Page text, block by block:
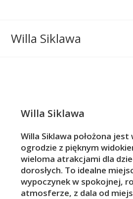
Willa Siklawa
Willa Siklawa
Willa Siklawa położona
ogrodzie z pięknym
wieloma atrakcjami dla
dorosłych. To idealne
wypoczynek w spokojnej,
atmosferze, z dala od